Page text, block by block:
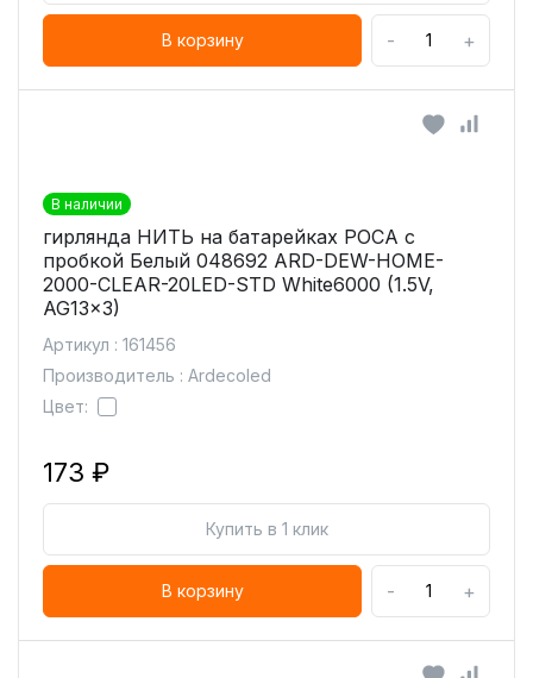
В корзину - +
В наличии
гирлянда НИТЬ на батарейках РОСА с
пробкой Белый 048692 ARD-DEW-HOME-
2000-CLEAR-20LED-STD White6000 (1.5V,
AG13x3)
Артикул : 161456
Производитель : Ardecoled
Цвет:
173 ₽
Купить в 1 клик
В корзину - +